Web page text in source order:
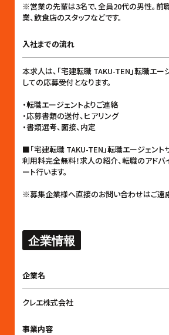
※営業の先輩は3名で、全員20代の男性。前
業、飲食店のスタッフなどです。
入社までの流れ
本求人は、「宅建転職 TAKU-TEN」転職エー
しての応募受付となります。
・転職エージェントよりご連絡
・応募書類の送付、ヒアリング
・書類選考、面接、内定
■「宅建転職 TAKU-TEN」転職エージェント
利用料完全無料！求人の紹介、転職のアドバ
ート行います。
※募集企業様へ直接のお問い合わせはご遠慮
企業情報
企業名
クレエ株式会社
事業内容